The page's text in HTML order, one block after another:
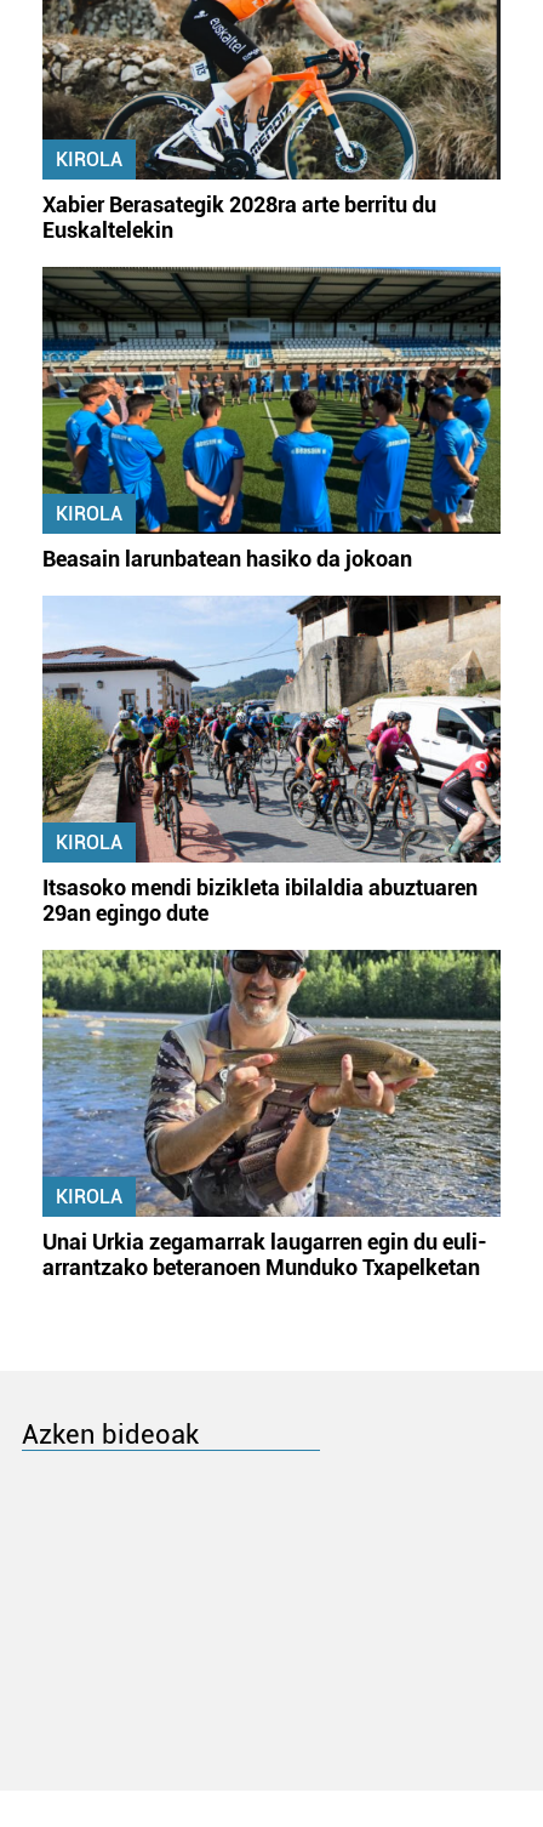
KIROLA
Xabier Berasategik 2028ra arte berritu du
Euskaltelekin
KIROLA
Beasain larunbatean hasiko da jokoan
KIROLA
Itsasoko mendi bizikleta ibilaldia abuztuaren
29an egingo dute
KIROLA
Unai Urkia zegamarrak laugarren egin du euli-
arrantzako beteranoen Munduko Txapelketan
Azken bideoak